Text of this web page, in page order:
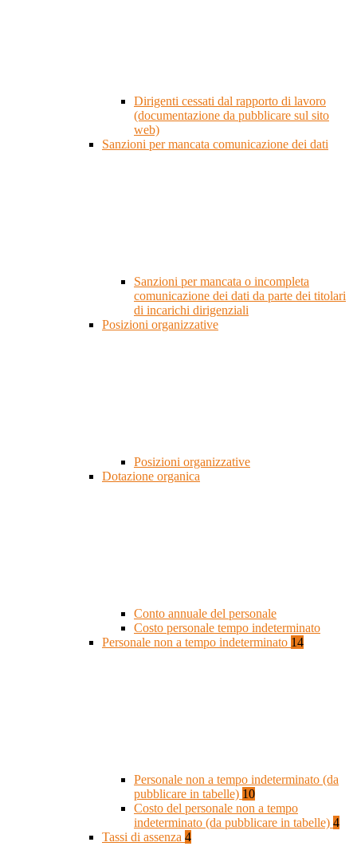
Dirigenti cessati dal rapporto di lavoro
(documentazione da pubblicare sul sito
web)
Sanzioni per mancata comunicazione dei dati
Sanzioni per mancata o incompleta
comunicazione dei dati da parte dei titolari
di incarichi dirigenziali
Posizioni organizzative
Posizioni organizzative
Dotazione organica
Conto annuale del personale
Costo personale tempo indeterminato
Personale non a tempo indeterminato 14
Personale non a tempo indeterminato (da
pubblicare in tabelle) 10
Costo del personale non a tempo
indeterminato (da pubblicare in tabelle) 4
Tassi di assenza 4